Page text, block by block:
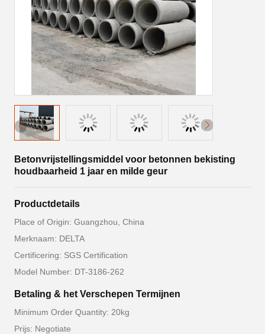
Betonvrijstellingsmiddel voor betonnen bekisting
houdbaarheid 1 jaar en milde geur
Productdetails
Place of Origin: Guangzhou, China
Merknaam: DELTA
Certificering: SGS Certification
Model Number: DT-3186-262
Betaling & het Verschepen Termijnen
Minimum Order Quantity: 20kg
Prijs: Negotiate